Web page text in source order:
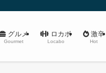
グルメ
Gourmet
ロカボ
Locabo
激辛
Hot